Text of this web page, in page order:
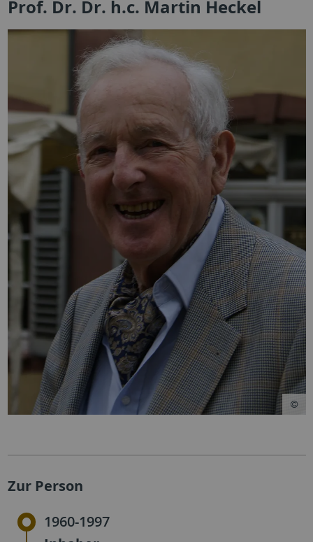
Prof. Dr. Dr. h.c. Martin Heckel
Zur Person
1960-1997